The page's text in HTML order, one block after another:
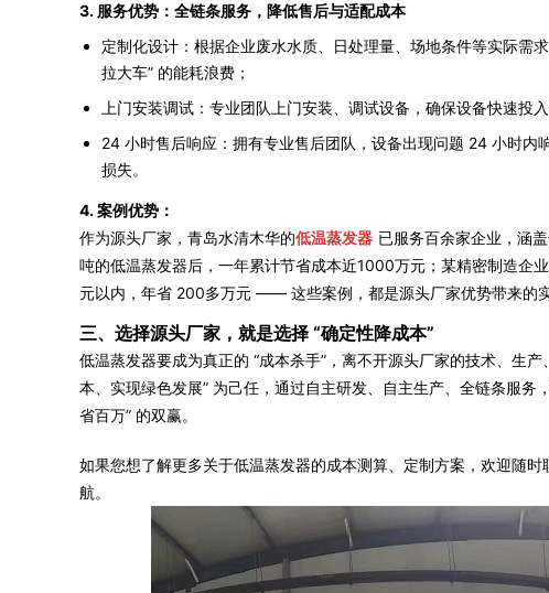
3. 服务优势：全链条服务，降低售后与适配成本
定制化设计：根据企业废水水质、日处理量、场地条件等实际需
拉大车” 的能耗浪费；
上门安装调试：专业团队上门安装、调试设备，确保设备快速投
24 小时售后响应：拥有专业售后团队，设备出现问题 24 小时
损失。
4. 案例优势：
作为源头厂家，青岛水清木华的低温蒸发器 已服务百余家企业，涵
吨的低温蒸发器后，一年累计节省成本近1000万元；某精密制造企
元以内，年省 200多万元 —— 这些案例，都是源头厂家优势带来的实
三、选择源头厂家，就是选择 “确定性降成本”
低温蒸发器要成为真正的 “成本杀手”，离不开源头厂家的技术、生
本、实现绿色发展” 为己任，通过自主研发、自主生产、全链条服
省百万” 的双赢。
如果您想了解更多关于低温蒸发器的成本测算、定制方案，欢迎随
航。